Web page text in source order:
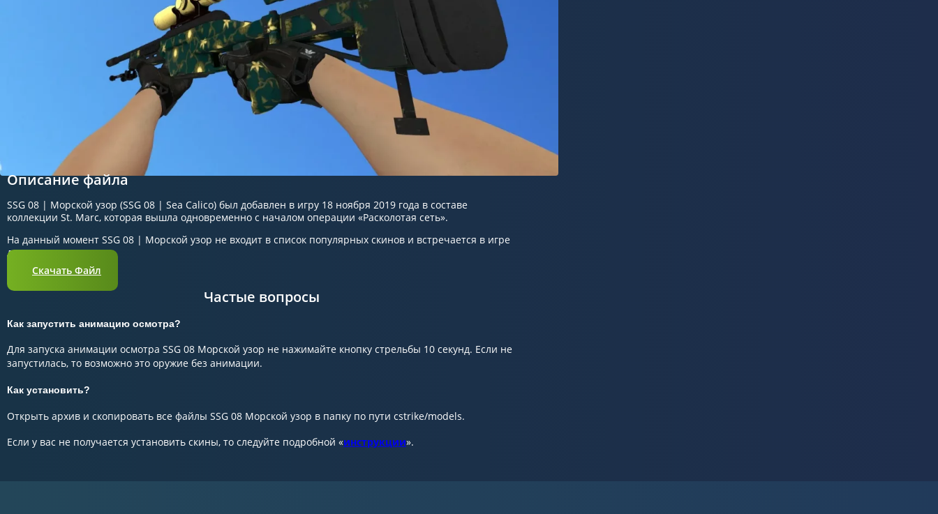
Описание файла
SSG 08 | Морской узор (SSG 08 | Sea Calico) был добавлен в игру 18 ноября 2019 года в составе
коллекции St. Marc, которая вышла одновременно с началом операции «Расколотая сеть».
На данный момент SSG 08 | Морской узор не входит в список популярных скинов и встречается в игре
довольно редко.
Скачать Файл
Частые вопросы
Как запустить анимацию осмотра?
Для запуска анимации осмотра SSG 08 Морской узор не нажимайте кнопку стрельбы 10 секунд. Если не
запустилась, то возможно это оружие без анимации.
Как установить?
Открыть архив и скопировать все файлы SSG 08 Морской узор в папку по пути cstrike/models.
Если у вас не получается установить скины, то следуйте подробной «инструкции».